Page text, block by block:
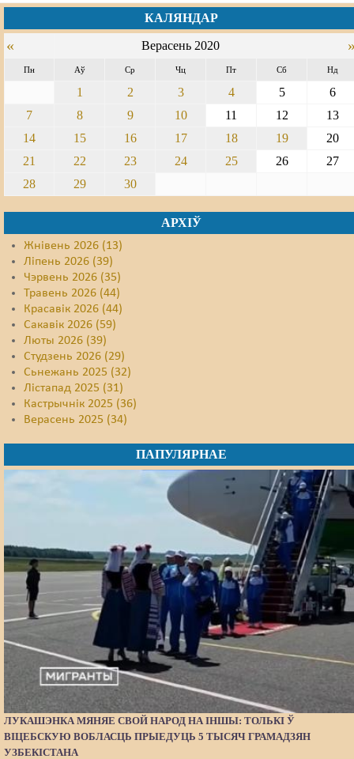
КАЛЯНДАР
« Верасень 2020
Пн Аў Ср Чц Пт Сб Нд
1 2 3 4 5
6
7
8 9 10 11 12
13
14
15 16 17 18 19
20
21
22 23 24 25 26
27
28
29 30
АРХІЎ
Жнівень 2026 (13)
Ліпень 2026 (39)
Чэрвень 2026 (35)
Травень 2026 (44)
Красавік 2026 (44)
Сакавік 2026 (59)
Люты 2026 (39)
Студзень 2026 (29)
Сьнежань 2025 (32)
Лістапад 2025 (31)
Кастрычнік 2025 (36)
Верасень 2025 (34)
ПАПУЛЯРНАЕ
ЛУКАШЭНКА МЯНЯЕ СВОЙ НАРОД НА ІНШЫ: ТОЛЬКІ Ў
ВІЦЕБСКУЮ ВОБЛАСЦЬ ПРЫЕДУЦЬ 5 ТЫСЯЧ ГРАМАДЗЯН
УЗБЕКІСТАНА
Рознае
Свабода сумленьня
Сьмяротнае пакараньне
Экалёгія
Сацыяльныя правы